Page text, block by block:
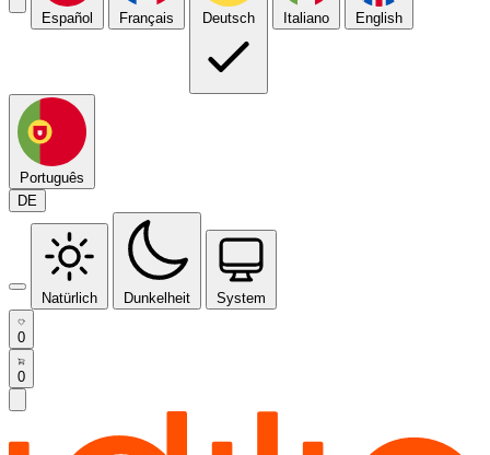
Español Français Deutsch Italiano English
Português
DE
Natürlich Dunkelheit System
0
0